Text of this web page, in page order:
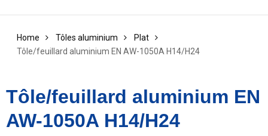
Home Tôles aluminium
Plat
Tôle/feuillard aluminium EN AW-1050A H14/H24
Tôle/feuillard aluminium EN
AW-1050A H14/H24